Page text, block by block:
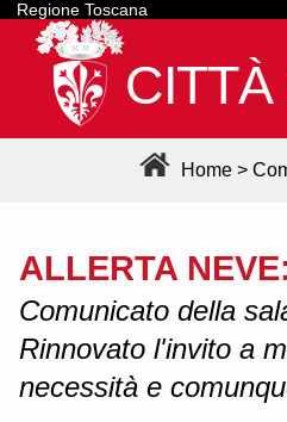
Regione Toscana
Home >
ALLERTA
Comunicato della
Rinnovato l'invito a
necessità e